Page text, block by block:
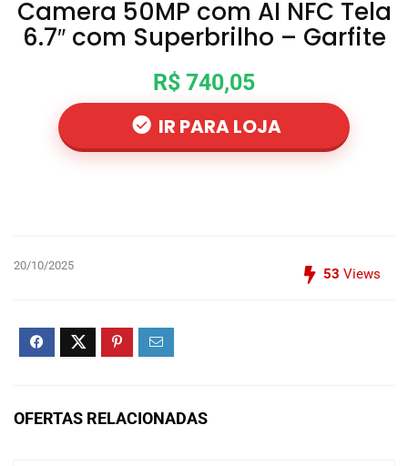
Camera 50MP com AI NFC Tela
6.7″ com Superbrilho – Garfite
R$ 740,05
IR PARA LOJA
20/10/2025
53 Views
OFERTAS RELACIONADAS